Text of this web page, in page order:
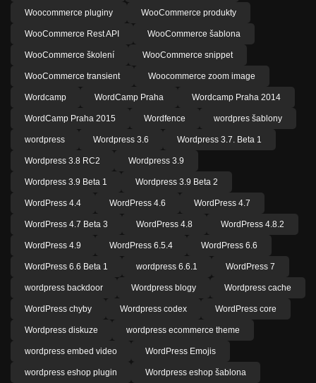
Woocommerce pluginy WooCommerce produkty
WooCommerce Rest API WooCommerce šablona
WooCommerce školení WooCommerce snippet
WooCommerce transient Woocommerce zoom image
Wordcamp WordCamp Praha Wordcamp Praha 2014
WordCamp Praha 2015 Wordfence wordpres šablony
wordpress Wordpress 3.6 Wordpress 3.7. Beta 1
Wordpress 3.8 RC2 Wordpress 3.9
Wordpress 3.9 Beta 1 Wordpress 3.9 Beta 2
WordPress 4.4 WordPress 4.6 WordPress 4.7
WordPress 4.7 Beta 3 WordPress 4.8 WordPress 4.8.2
WordPress 4.9 WordPress 6.5.4 WordPress 6.6
WordPress 6.6 Beta 1 wordpress 6.6.1 WordPress 7
wordpress backdoor Wordpress blogy Wordpress cache
WordPress chyby Wordpress codex WordPress core
Wordpress diskuze wordpress ecommerce theme
wordpress embed video WordPress Emojis
wordpress eshop plugin Wordpress eshop šablona